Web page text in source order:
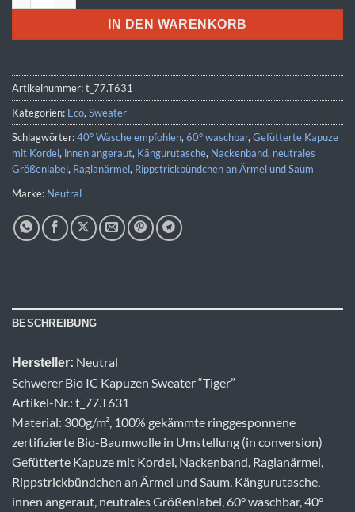
IN DEN WARENKORB
Artikelnummer:t_77.T631
Kategorien: Eco, Sweater
Schlagwörter:40° Wäsche empfohlen, 60° waschbar, Gefütterte Kapuze
mit Kordel, innen angeraut, Kängurutasche, Nackenband, neutrales
Größenlabel, Raglanärmel, Rippstrickbündchen an Ärmel und Saum
Marke: Neutral
BESCHREIBUNG
Hersteller: Neutral
Schwerer Bio IC Kapuzen Sweater “Tiger”
Artikel-Nr.: t_77.T631
Material: 300g/m², 100% gekämmte ringgesponnene
zertifizierte Bio-Baumwolle in Umstellung (in conversion)
Gefütterte Kapuze mit Kordel, Nackenband, Raglanärmel,
Rippstrickbündchen an Ärmel und Saum, Kängurutasche,
innen angeraut, neutrales Größenlabel, 60° waschbar, 40°